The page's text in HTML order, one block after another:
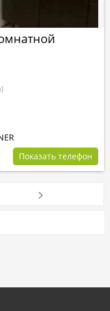
Показать телефон